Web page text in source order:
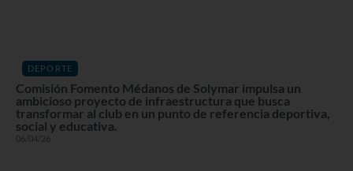
DEPORTE
Comisión Fomento Médanos de Solymar impulsa un
ambicioso proyecto de infraestructura que busca
transformar al club en un punto de referencia deportiva,
social y educativa.
06/04/26